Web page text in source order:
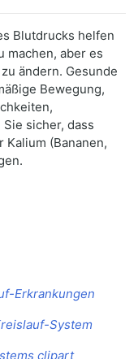
Blutdrucks helfen
machen, aber es
ändern. Gesunde
Bewegung,
sicher, dass
Kalium (Bananen,
Erkrankungen
System
clipart